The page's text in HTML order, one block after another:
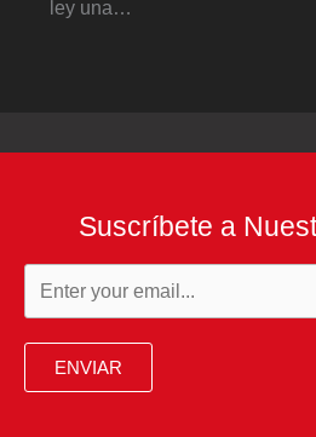
ley una…
Suscríbete a
ENVIAR